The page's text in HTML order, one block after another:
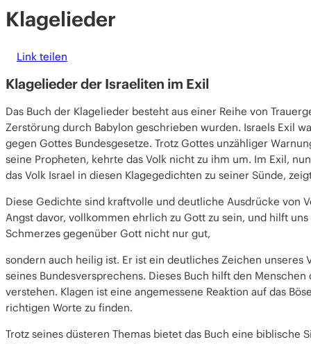
Klagelieder
Link teilen
Klagelieder der Israeliten im Exil
Das Buch der Klagelieder besteht aus einer Reihe von
Zerstörung durch Babylon geschrieben wurden. Israels Exil
gegen Gottes Bundesgesetze. Trotz Gottes unzähliger
seine Propheten, kehrte das Volk nicht zu ihm um. Im Exil,
das Volk Israel in diesen Klagegedichten zu seiner Sünde,
Diese Gedichte sind kraftvolle und deutliche Ausdrücke von
Angst davor, vollkommen ehrlich zu Gott zu sein, und hilft
Schmerzes gegenüber Gott nicht nur gut,
sondern auch heilig ist. Er ist ein deutliches Zeichen unseres
seines Bundesversprechens. Dieses Buch hilft den
verstehen. Klagen ist eine angemessene Reaktion auf das
richtigen Worte zu finden.
Trotz seines düsteren Themas bietet das Buch eine biblische